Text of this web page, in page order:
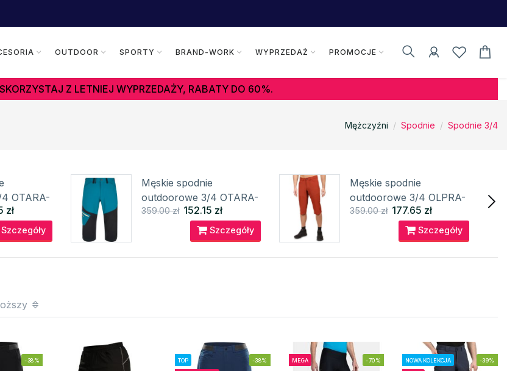
OUTDOOR SPORTY BRAND-WORK WYPRZEDAŻ PROMOCJE
Z LETNIEJ WYPRZEDAŻY, RABATY DO 60%.
Mężczyźni Spodnie Spodnie 3/4
OTARA-
zł
Męskie spodnie
outdoorowe 3/4 OTARA-
M KILPI
359.00 zł 152.15 zł
Szczegóły
Męskie spodnie
outdoorowe 3/4 OLPRA-
M KILPI
359.00 zł 177.65 zł
Szczegóły
-38% TOP -38% MEGA -70% NOWA KOLEKCJA -39%